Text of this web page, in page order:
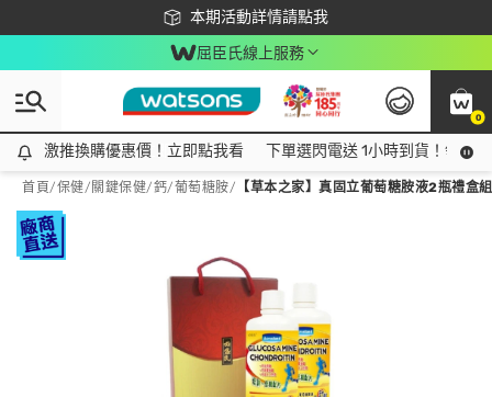
本期活動詳情請點我
下載app最高回饋$350
屈臣氏線上服務
0
激推換購優惠價！立即點我看
激推換購優惠價！立即點我看 下單選閃電送 1小時到貨！領神
首頁/保健/ 關鍵保健/鈣/葡萄糖胺/ 【草本之家】真固立葡萄糖胺液2瓶禮